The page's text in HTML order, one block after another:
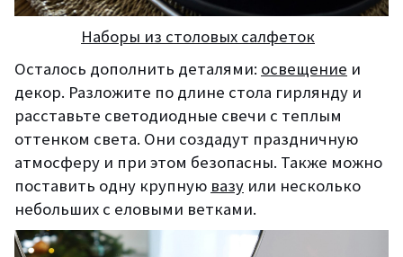
Наборы из столовых салфеток
Осталось дополнить деталями: освещение и
декор. Разложите по длине стола гирлянду и
расставьте светодиодные свечи с теплым
оттенком света. Они создадут праздничную
атмосферу и при этом безопасны. Также можно
поставить одну крупную вазу или несколько
небольших с еловыми ветками.